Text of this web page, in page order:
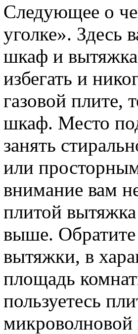
Следующее о
уголке». Здесь
шкаф и
избегать и
газовой плите,
шкаф. Место
занять
или
внимание вам
плитой
выше. Обратите
вытяжки, в
площадь
пользуетесь
микроволновой